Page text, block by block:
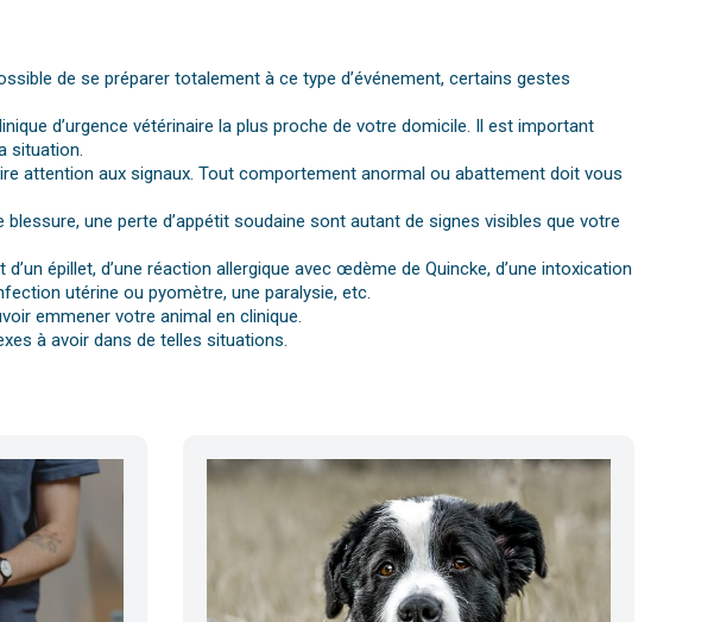
de se préparer totalement à ce type d’événement, certains gestes
d’urgence vétérinaire la plus proche de votre domicile. Il est important
situation.
attention aux signaux. Tout comportement anormal ou abattement doit vous
une perte d’appétit soudaine sont autant de signes visibles que votre
épillet, d’une réaction allergique avec œdème de Quincke, d’une intoxication
utérine ou pyomètre, une paralysie, etc.
emmener votre animal en clinique.
à avoir dans de telles situations.